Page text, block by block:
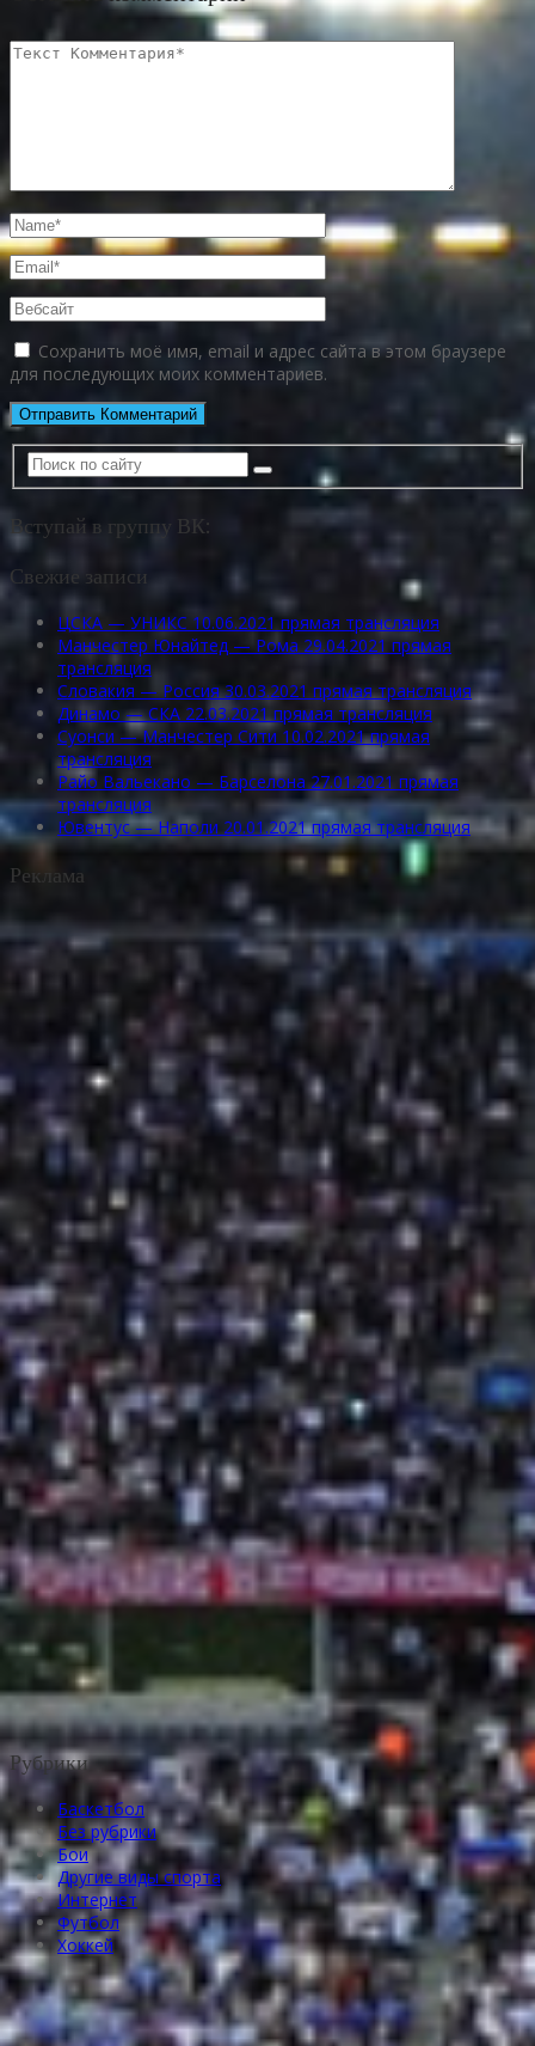
Сохранить моё имя, email и адрес сайта в этом браузере
для последующих моих комментариев.
Вступай в группу ВК:
Свежие записи
ЦСКА — УНИКС 10.06.2021 прямая трансляция
Манчестер Юнайтед — Рома 29.04.2021 прямая
трансляция
Словакия — Россия 30.03.2021 прямая трансляция
Динамо — СКА 22.03.2021 прямая трансляция
Суонси — Манчестер Сити 10.02.2021 прямая
трансляция
Райо Вальекано — Барселона 27.01.2021 прямая
трансляция
Ювентус — Наполи 20.01.2021 прямая трансляция
Реклама
Рубрики
Баскетбол
Без рубрики
Бои
Другие виды спорта
Интернет
Футбол
Хоккей